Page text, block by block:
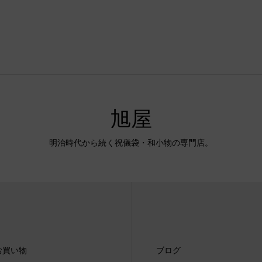
旭屋
明治時代から続く祝儀袋・和小物の専門店。
買い物 ブログ